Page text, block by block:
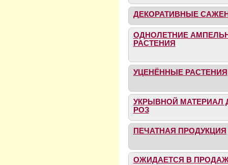
ДЕКОРАТИВНЫЕ
ОДНОЛЕТНИЕ
РАСТЕНИЯ
УЦЕНЁННЫЕ РАСТЕНИЯ
УКРЫВНОЙ МАТЕРИАЛ
РОЗ
ПЕЧАТНАЯ ПРОДУКЦИЯ
ОЖИДАЕТСЯ В